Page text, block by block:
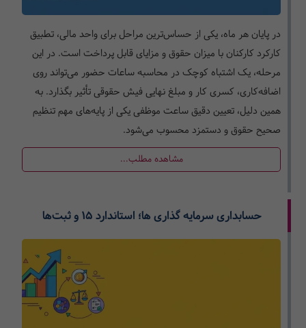
در پایان هر ماه، یکی از حساس‌ترین مراحل برای واحد مالی، تطبیق
کارکرد کارکنان با میزان حقوق و مزایای قابل پرداخت است. در این
مرحله، یک اشتباه کوچک در محاسبه ساعات حضور می‌تواند روی
اضافه‌کاری، کسری کار و مبلغ نهایی فیش حقوقی تأثیر بگذارد. به
همین دلیل، تعیین دقیق ساعت موظفی یکی از پایه‌های مهم تنظیم
صحیح حقوق و دستمزد محسوب می‌شود.
مشاهده مطلب...
حسابداری سرمایه گذاری ها؛ استاندارد ۱۵ و ثبت‌ها